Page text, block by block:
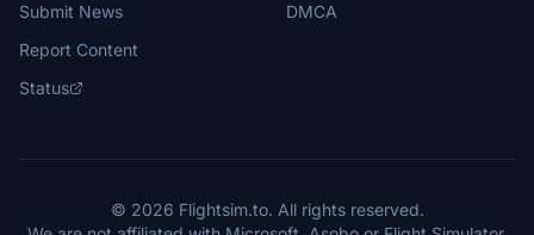
Submit News
Report Content
Status
DMCA
© 2026 Flightsim.to. All rights reserved.